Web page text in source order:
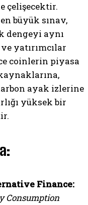
çelişecektir.
büyük sınav,
aynı
yatırımcılar
coinlerin piyasa
ayak izlerine
yüksek bir
Finance:
Consumption